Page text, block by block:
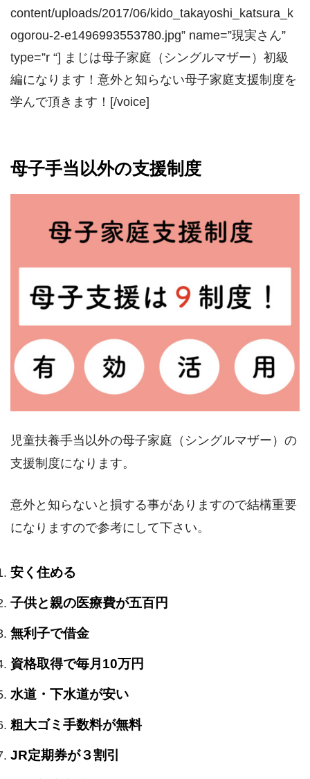
content/uploads/2017/06/kido_takayoshi_katsura_k
ogorou-2-e1496993553780.jpg” name=”現実さん”
type=”r “] まじは母子家庭（シングルマザー）初級
編になります！意外と知らない母子家庭支援制度を
学んで頂きます！[/voice]
母子手当以外の支援制度
児童扶養手当以外の母子家庭（シングルマザー）の
支援制度になります。
意外と知らないと損する事がありますので結構重要
になりますので参考にして下さい。
安く住める
子供と親の医療費が五百円
無利子で借金
資格取得で毎月10万円
水道・下水道が安い
粗大ゴミ手数料が無料
JR定期券が３割引